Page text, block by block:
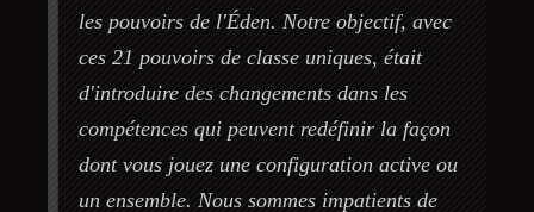
les pouvoirs de l'Éden. Notre objectif, avec
ces 21 pouvoirs de classe uniques, était
d'introduire des changements dans les
compétences qui peuvent redéfinir la façon
dont vous jouez une configuration active ou
un ensemble. Nous sommes impatients de